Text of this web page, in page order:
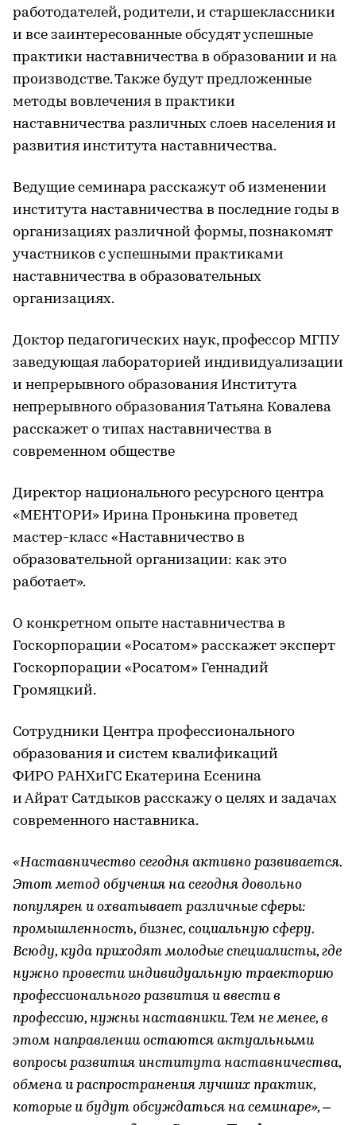
работодателей, родители, и старшеклассники
и все заинтересованные обсудят успешные
практики наставничества в образовании и на
производстве. Также будут предложенные
методы вовлечения в практики
наставничества различных слоев населения и
развития института наставничества.
Ведущие семинара расскажут об изменении
института наставничества в последние годы в
организациях различной формы, познакомят
участников с успешными практиками
наставничества в образовательных
организациях.
Доктор педагогических наук, профессор МГПУ
заведующая лабораторией индивидуализации
и непрерывного образования Института
непрерывного образования Татьяна Ковалева
расскажет о типах наставничества в
современном обществе
Директор национального ресурсного центра
«МЕНТОРИ» Ирина Пронькина проветед
мастер-класс «Наставничество в
образовательной организации: как это
работает».
О конкретном опыте наставничества в
Госкорпорации «Росатом» расскажет эксперт
Госкорпорации «Росатом» Геннадий
Громяцкий.
Сотрудники Центра профессионального
образования и систем квалификаций
ФИРО РАНХиГС Екатерина Есенина
и Айрат Сатдыков расскажу о целях и задачах
современного наставника.
«Наставничество сегодня активно развивается.
Этот метод обучения на сегодня довольно
популярен и охватывает различные сферы:
промышленность, бизнес, социальную сферу.
Всюду, куда приходят молодые специалисты, где
нужно провести индивидуальную траекторию
профессионального развития и ввести в
профессию, нужны наставники. Тем не менее, в
этом направлении остаются актуальными
вопросы развития института наставничества,
обмена и распространения лучших практик,
которые и будут обсуждаться на семинаре», –